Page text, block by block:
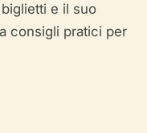
e il suo
consigli pratici per